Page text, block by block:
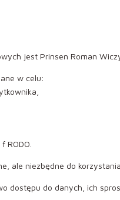
jest Prinsen Roman
w celu:
RODO.
ale niezbędne do
dostępu do danych, ich